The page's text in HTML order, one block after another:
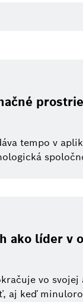
Capital
Aftermarket
tempo v
ako líder v
vo
aj keď